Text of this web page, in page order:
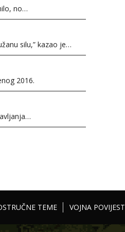
no…
silu,” kazao je…
2016.
TEME VOJNA POVIJEST